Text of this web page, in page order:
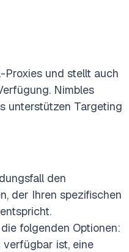
und stellt auch
Nimbles
unterstützen Targeting
den
der Ihren spezifischen
folgenden Optionen:
verfügbar ist, eine